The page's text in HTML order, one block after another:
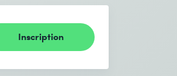
Inscription